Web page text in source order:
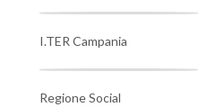
I.TER Campania
Regione Social